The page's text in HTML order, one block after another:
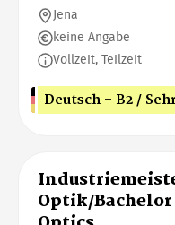
Jena
keine Angabe
Vollzeit, Teilzeit
Deutsch - B2 /
Optik/